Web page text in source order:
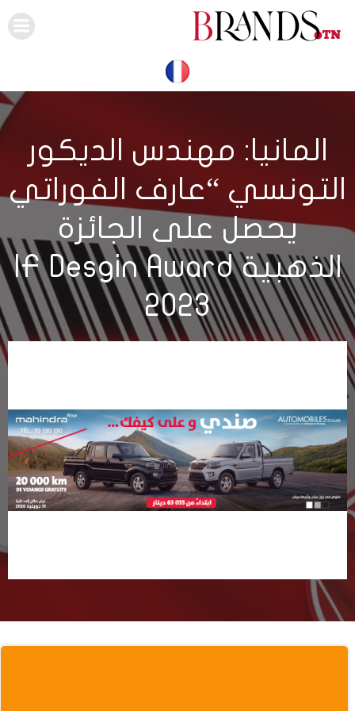
المانيا: مهندس الديكور
التونسي “عارف الفوراتي
يحصل على الجائزة
الذهبية IF Desgin Award
2023